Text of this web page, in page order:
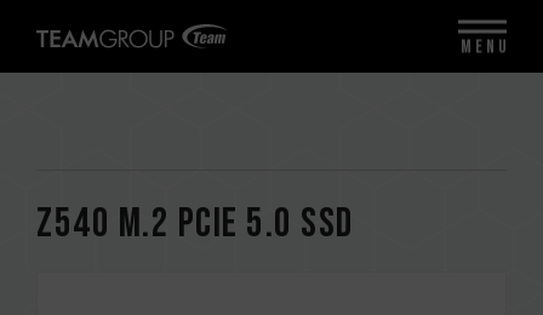
Z540 M.2 PCIe 5.0 SSD
MENU